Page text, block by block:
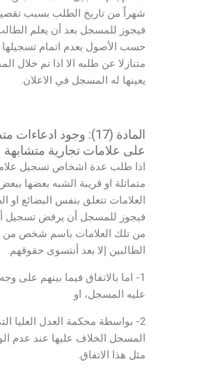
شهراً من تاريخ الطلب بسبب
فيجوز للمسجل بعد أن يعلم
حسب الأصول بعدم اتمام تسجيلها
متنازلا عن طلبه الا اذا تم خلال
يعينها له المسجل في الاعلان.
المادة (17): وجود ادعاءات
على علامات تجارية متشابهة
اذا طلب عدة اشخاص تسجيل
متماثلة او قريبة الشبه بعضها
العلامات تتعلق بنفس البضائع او
فيجوز للمسجل أن يرفض تسجيل
من تلك العلامات باسم شخص من
الطالبين إلا بعد أنتسوى حقوقهم.
1- اما بالاتفاق فيما بينهم على
عليه المسجل، او
2- بواسطة محكمة العدل العليا
المسجل الخلاف عليها عند عدم
مثل هذا الاتفاق.